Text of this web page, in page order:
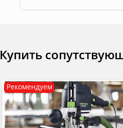
Купить
Рекомендуем